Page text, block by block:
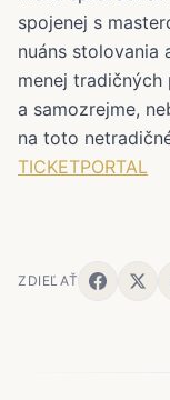
spojenej s
nuáns stolovania
menej
a samozrejme,
na toto
TICKETPORTAL
ZDIEĽAŤ